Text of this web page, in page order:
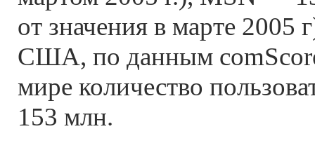
от значения в марте 2005
США, по данным
мире количество
153 млн.